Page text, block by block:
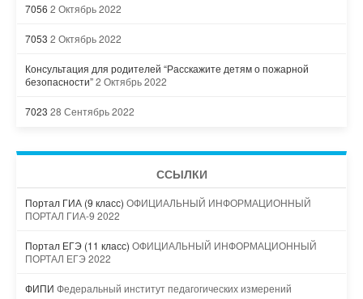
7056 2 Октябрь 2022
7053 2 Октябрь 2022
Консультация для родителей “Расскажите детям о пожарной
безопасности”2 Октябрь 2022
7023 28 Сентябрь 2022
ССЫЛКИ
Портал ГИА (9 класс) ОФИЦИАЛЬНЫЙ ИНФОРМАЦИОННЫЙ
ПОРТАЛ ГИА-9 2022
Портал ЕГЭ (11 класс) ОФИЦИАЛЬНЫЙ ИНФОРМАЦИОННЫЙ
ПОРТАЛ ЕГЭ 2022
ФИПИ Федеральный институт педагогических измерений